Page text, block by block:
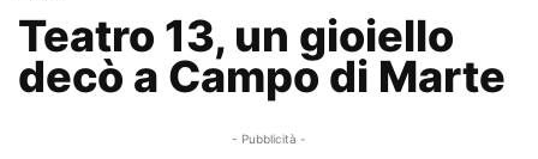
Teatro 13, un gioiello
decò a Campo di Marte
- Pubblicità -